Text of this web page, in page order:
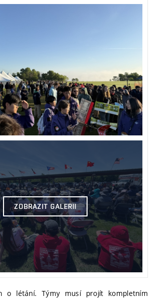
ZOBRAZIT GALERII
o létání. Týmy musí projít kompletním